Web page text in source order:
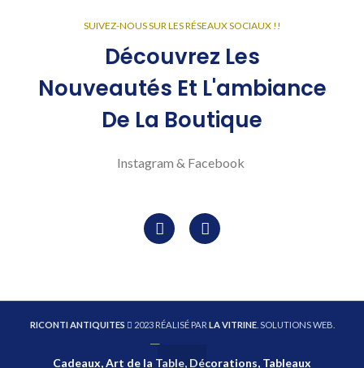
Cadeaux, Art de la Table, Décorations, Tableaux
SUIVEZ-NOUS SUR LES RÉSEAUX SOCIAUX !!
Découvrez Les
Nouveautés Et L'ambiance
De La Boutique
Instagram & Facebook
RICONTI ANTIQUITES 2023 RÉALISÉ PAR LA VITRINE. SOLUTIONS WEB.